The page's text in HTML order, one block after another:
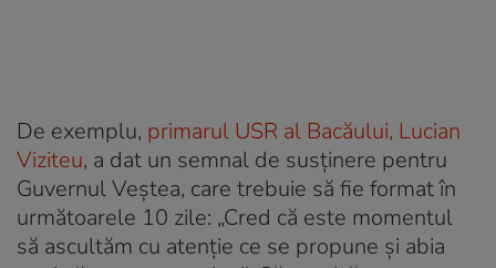
De exemplu, primarul USR al Bacăului, Lucian
Viziteu, a dat un semnal de susținere pentru
Guvernul Veștea, care trebuie să fie format în
următoarele 10 zile: „Cred că este momentul
să ascultăm cu atenție ce se propune și abia